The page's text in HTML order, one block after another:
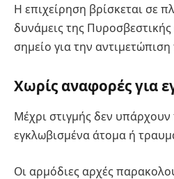
Η επιχείρηση βρίσκεται σε
δυνάμεις της
σημείο για την
Χωρίς αναφορές για
Μέχρι στιγμής δεν
εγκλωβισμένα άτομα ή
Οι αρμόδιες αρχές